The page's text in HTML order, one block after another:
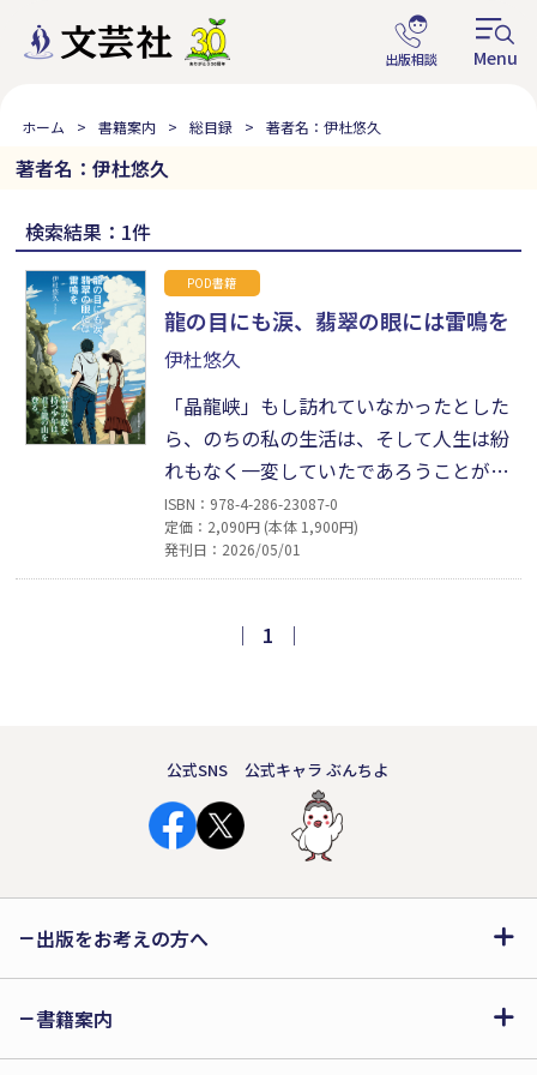
ホーム 書籍案内 総目録 著者名：伊杜悠久
著者名：伊杜悠久
検索結果：1件
POD書籍
龍の目にも涙、翡翠の眼には雷鳴を
伊杜悠久
「晶龍峡」もし訪れていなかったとした
ら、のちの私の生活は、そして人生は紛
れもなく一変していたであろうことが容
易に想像できる。いや、そんな想像を巡
らせるたび、なぜ私だけこの人生を授か
ったのか、なぜ私だけ人類きっての苦行
な運命を背負った少年が出会う、たった
ISBN：978-4-286-23087-0
定価：2,090円 (本体 1,900円)
発刊日：2026/05/01
｜ 1 ｜
公式SNS 公式キャラ ぶんちよ
出版をお考えの方へ
書籍案内